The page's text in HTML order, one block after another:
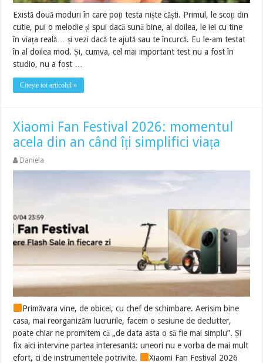
Există două moduri în care poți testa niște căști. Primul, le scoți din
cutie, pui o melodie și spui dacă sună bine, al doilea, le iei cu tine
în viața reală… și vezi dacă te ajută sau te încurcă. Eu le-am testat
în al doilea mod. Și, cumva, cel mai important test nu a fost în
studio, nu a fost …
Citește tot articolul »
Xiaomi Fan Festival 2026: momentul
acela din an când îți simplifici viața
Daniela
Primăvara vine, de obicei, cu chef de schimbare. Aerisim bine
casa, mai reorganizăm lucrurile, facem o sesiune de declutter,
poate chiar ne promitem că „de data asta o să fie mai simplu”. Și
fix aici intervine partea interesantă: uneori nu e vorba de mai mult
efort, ci de instrumentele potrivite.
Xiaomi Fan Festival 2026